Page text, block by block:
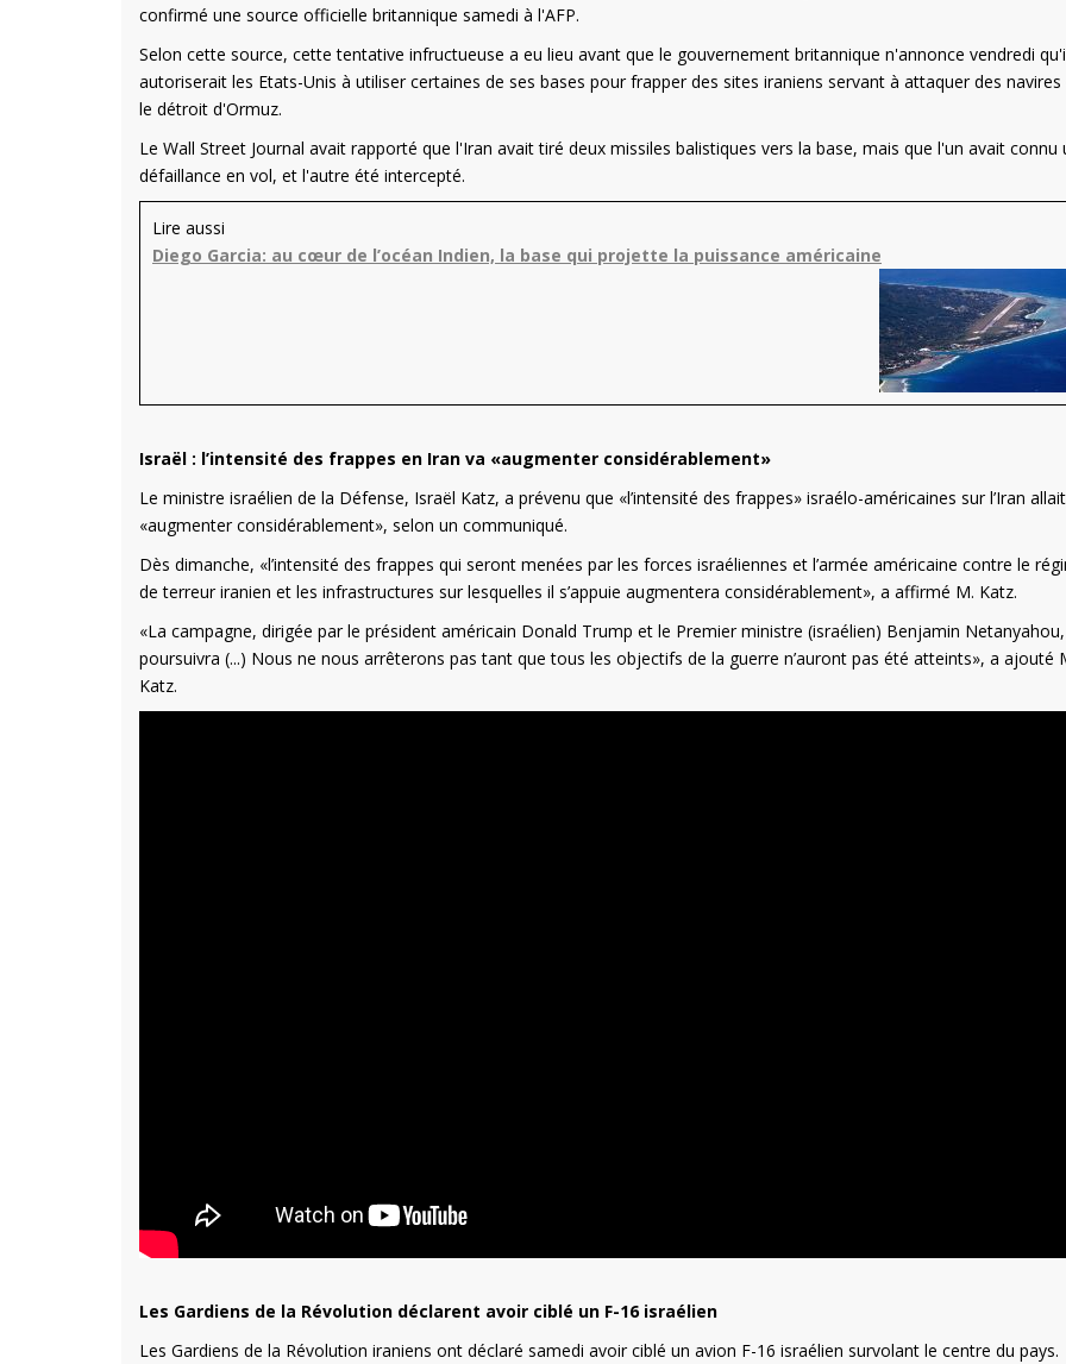
confirmé une source officielle britannique samedi à l'AFP.
Selon cette source, cette tentative infructueuse a eu lieu avant que le gouvernement britannique n'annonce vendredi
autoriserait les Etats-Unis à utiliser certaines de ses bases pour frapper des sites iraniens servant à attaquer des navires
le détroit d'Ormuz.
Le Wall Street Journal avait rapporté que l'Iran avait tiré deux missiles balistiques vers la base, mais que l'un avait connu
défaillance en vol, et l'autre été intercepté.
Lire aussi
Diego Garcia: au cœur de l’océan Indien, la base qui projette la puissance américaine
Israël : l’intensité des frappes en Iran va «augmenter considérablement»
Le ministre israélien de la Défense, Israël Katz, a prévenu que «l’intensité des frappes» israélo-américaines sur l’Iran allait
«augmenter considérablement», selon un communiqué.
Dès dimanche, «l’intensité des frappes qui seront menées par les forces israéliennes et l’armée américaine contre le
de terreur iranien et les infrastructures sur lesquelles il s’appuie augmentera considérablement», a affirmé M. Katz.
«La campagne, dirigée par le président américain Donald Trump et le Premier ministre (israélien) Benjamin
poursuivra (...) Nous ne nous arrêterons pas tant que tous les objectifs de la guerre n’auront pas été atteints», a ajouté
Katz.
Les Gardiens de la Révolution déclarent avoir ciblé un F-16 israélien
Les Gardiens de la Révolution iraniens ont déclaré samedi avoir ciblé un avion F-16 israélien survolant le centre du pays.